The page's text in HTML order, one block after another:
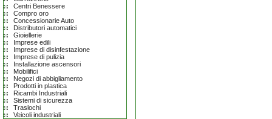
Centri Benessere
Compro oro
Concessionarie Auto
Distributori automatici
Gioiellerie
Imprese edili
Imprese di disinfestazione
Imprese di pulizia
Installazione ascensori
Mobilifici
Negozi di abbigliamento
Prodotti in plastica
Ricambi Industriali
Sistemi di sicurezza
Traslochi
Veicoli industriali